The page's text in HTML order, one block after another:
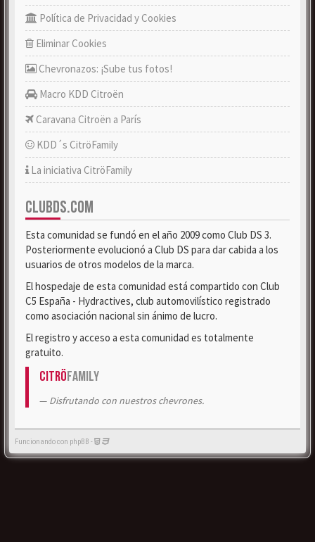
Política de Privacidad y Cookies
Eliminar Cookies
Chevronazos: ¡Sube tus fotos!
Macro KDD Citroën
Caravana Citroën a París
KDD´s CitröFamily
La iniciativa CitröFamily
CLUBDS.COM
Esta comunidad se fundó en el año 2009 como Club DS 3.
Posteriormente evolucionó a Club DS para dar cabida a los
usuarios de otros modelos de la marca.
El hospedaje de esta comunidad está compartido con Club
C5 España - Hydractives, club automovilístico registrado
como asociación nacional sin ánimo de lucro.
El registro y acceso a esta comunidad es totalmente
gratuito.
CitröFamily
Disfrutando con nuestros chevrones.
Funcionando con phpBB -